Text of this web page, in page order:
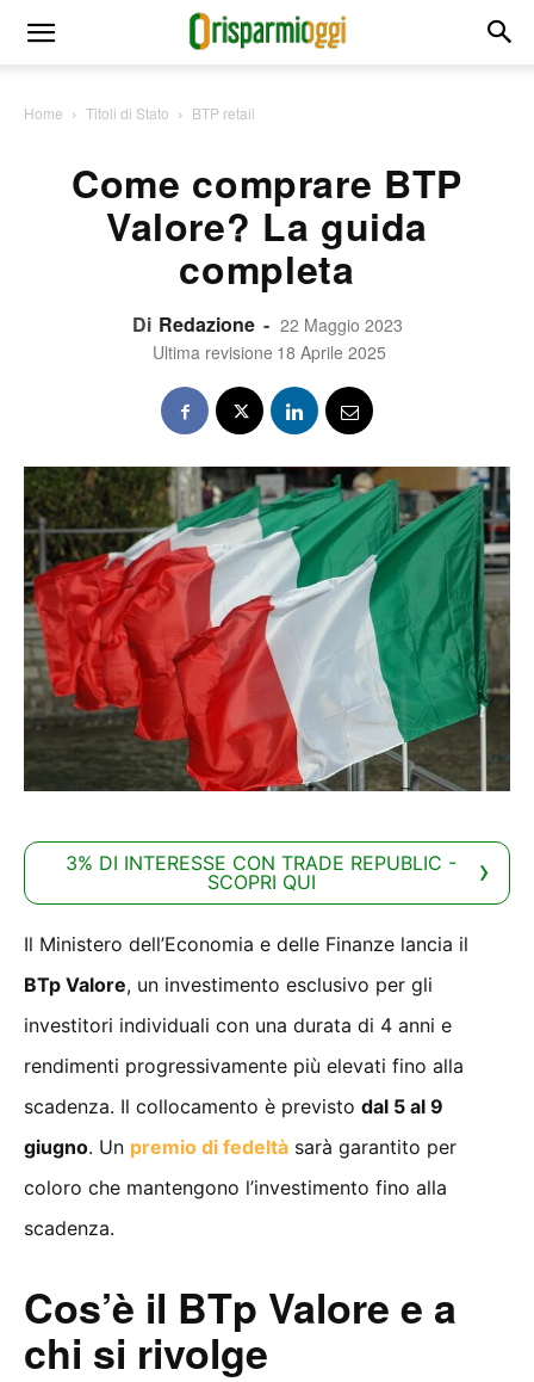
Home Titoli di Stato BTP retail
Come comprare BTP
Valore? La guida
completa
Di Redazione - 22 Maggio 2023
Ultima revisione 18 Aprile 2025
3% DI INTERESSE CON TRADE REPUBLIC -
SCOPRI QUI
Il Ministero dell’Economia e delle Finanze lancia il
BTp Valore, un investimento esclusivo per gli
investitori individuali con una durata di 4 anni e
rendimenti progressivamente più elevati fino alla
scadenza. Il collocamento è previsto dal 5 al 9
giugno. Un premio di fedeltà sarà garantito per
coloro che mantengono l’investimento fino alla
scadenza.
Cos’è il BTp Valore e a
chi si rivolge